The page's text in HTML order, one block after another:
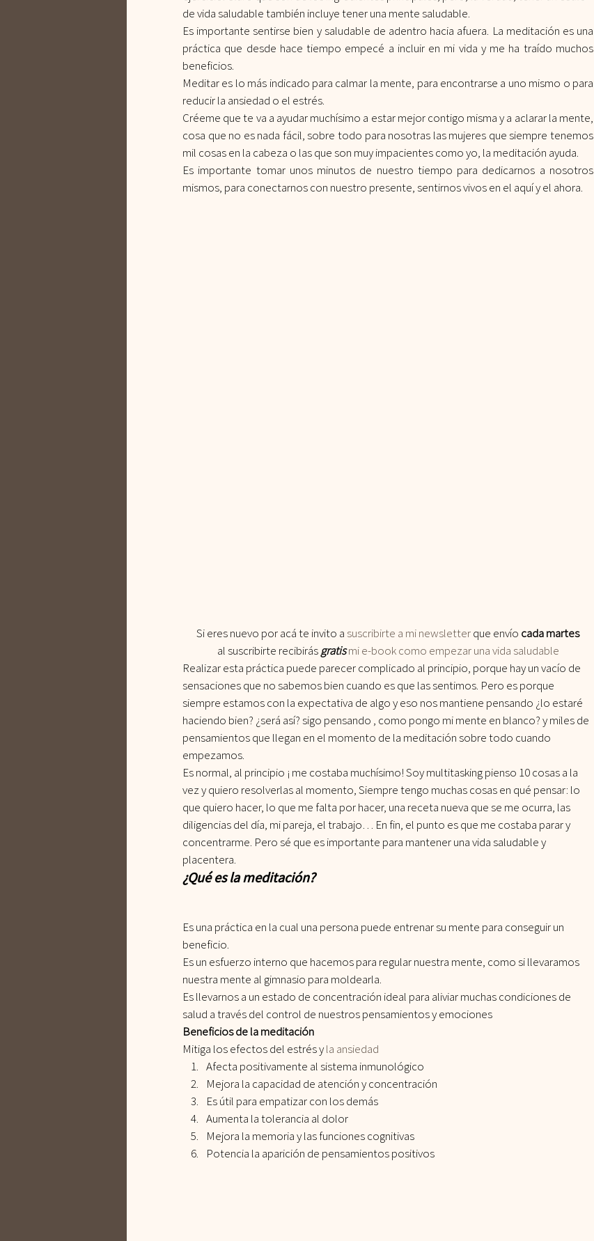
de vida saludable también incluye tener una mente saludable.
Es importante sentirse bien y saludable de adentro hacia afuera. La meditación es una
práctica que desde hace tiempo empecé a incluir en mi vida y me ha traído muchos
beneficios.
Meditar es lo más indicado para calmar la mente, para encontrarse a uno mismo o para
reducir la ansiedad o el estrés.
Créeme que te va a ayudar muchísimo a estar mejor contigo misma y a aclarar la mente,
cosa que no es nada fácil, sobre todo para nosotras las mujeres que siempre tenemos
mil cosas en la cabeza o las que son muy impacientes como yo, la meditación ayuda.
Es importante tomar unos minutos de nuestro tiempo para dedicarnos a nosotros
mismos, para conectarnos con nuestro presente, sentirnos vivos en el aquí y el ahora.
Si eres nuevo por acá te invito a suscribirte a mi newsletter que envío cada martes
al suscribirte recibirás gratis mi e-book como empezar una vida saludable
Realizar esta práctica puede parecer complicado al principio, porque hay un vacío de
sensaciones que no sabemos bien cuando es que las sentimos. Pero es porque
siempre estamos con la expectativa de algo y eso nos mantiene pensando ¿lo estaré
haciendo bien? ¿será así? sigo pensando , como pongo mi mente en blanco? y miles de
pensamientos que llegan en el momento de la meditación sobre todo cuando
empezamos.
Es normal, al principio ¡ me costaba muchísimo! Soy multitasking pienso 10 cosas a la
vez y quiero resolverlas al momento, Siempre tengo muchas cosas en qué pensar: lo
que quiero hacer, lo que me falta por hacer, una receta nueva que se me ocurra, las
diligencias del día, mi pareja, el trabajo… En fin, el punto es que me costaba parar y
concentrarme. Pero sé que es importante para mantener una vida saludable y
placentera.
¿Qué es la meditación?
Es una práctica en la cual una persona puede entrenar su mente para conseguir un
beneficio.
Es un esfuerzo interno que hacemos para regular nuestra mente, como si llevaramos
nuestra mente al gimnasio para moldearla.
Es llevarnos a un estado de concentración ideal para aliviar muchas condiciones de
salud a través del control de nuestros pensamientos y emociones
Beneficios de la meditación
Mitiga los efectos del estrés y la ansiedad
Afecta positivamente al sistema inmunológico
Mejora la capacidad de atención y concentración
Es útil para empatizar con los demás
Aumenta la tolerancia al dolor
Mejora la memoria y las funciones cognitivas
Potencia la aparición de pensamientos positivos